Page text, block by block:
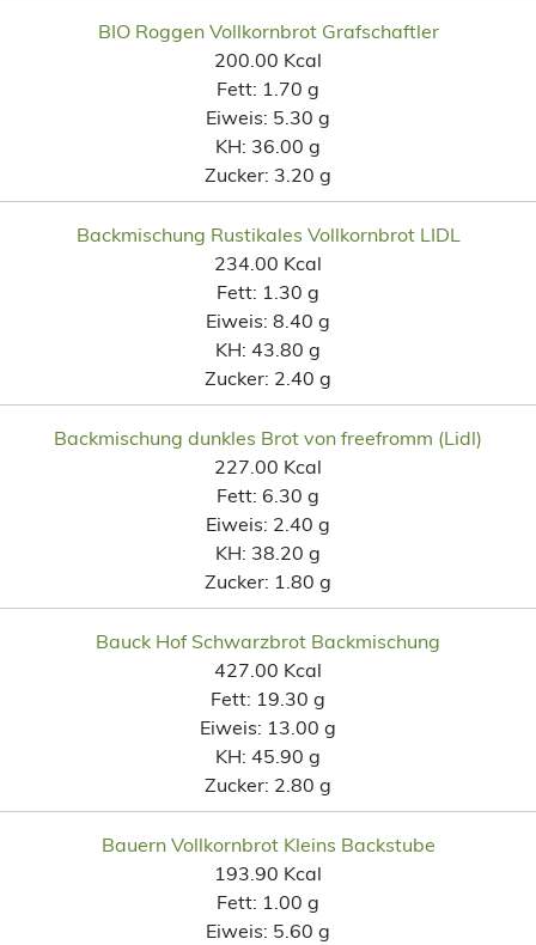
BIO Roggen Vollkornbrot Grafschaftler
200.00 Kcal
Fett: 1.70 g
Eiweis: 5.30 g
KH: 36.00 g
Zucker: 3.20 g
Backmischung Rustikales Vollkornbrot LIDL
234.00 Kcal
Fett: 1.30 g
Eiweis: 8.40 g
KH: 43.80 g
Zucker: 2.40 g
Backmischung dunkles Brot von freefromm (Lidl)
227.00 Kcal
Fett: 6.30 g
Eiweis: 2.40 g
KH: 38.20 g
Zucker: 1.80 g
Bauck Hof Schwarzbrot Backmischung
427.00 Kcal
Fett: 19.30 g
Eiweis: 13.00 g
KH: 45.90 g
Zucker: 2.80 g
Bauern Vollkornbrot Kleins Backstube
193.90 Kcal
Fett: 1.00 g
Eiweis: 5.60 g